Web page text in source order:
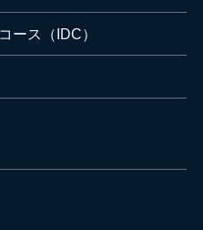
ース（IDC）